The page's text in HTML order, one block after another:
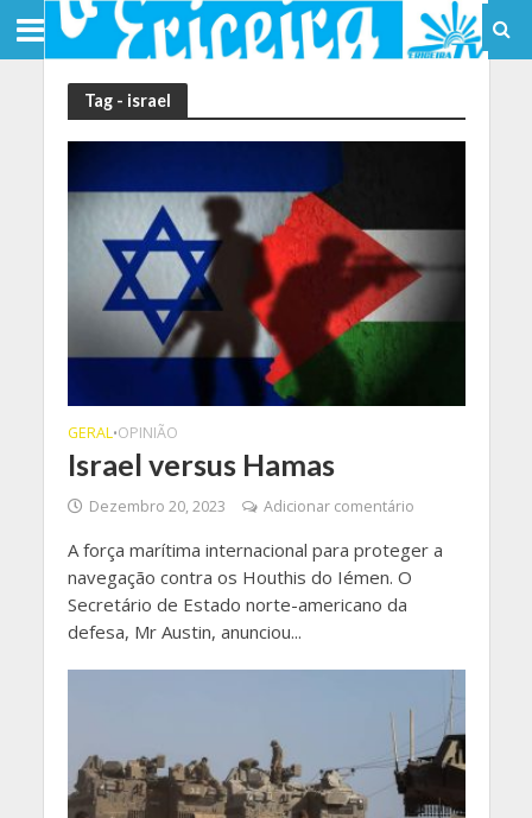
Tag - israel
GERAL•OPINIÃO
Israel versus Hamas
Dezembro 20, 2023 Adicionar comentário
A força marítima internacional para proteger a
navegação contra os Houthis do Iémen. O
Secretário de Estado norte-americano da
defesa, Mr Austin, anunciou...